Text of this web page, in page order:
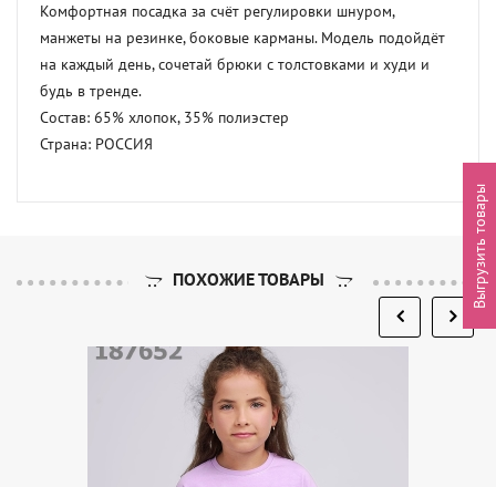
Комфортная посадка за счёт регулировки шнуром,
манжеты на резинке, боковые карманы. Модель подойдёт
на каждый день, сочетай брюки с толстовками и худи и
будь в тренде.
Состав: 65% хлопок, 35% полиэстер
Страна: РОССИЯ
ПОХОЖИЕ ТОВАРЫ Выгрузить товары